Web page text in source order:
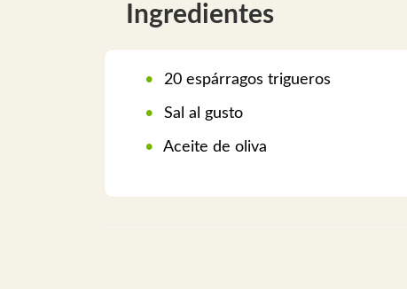
Ingredientes
20 espárragos trigueros
Sal al gusto
Aceite de oliva